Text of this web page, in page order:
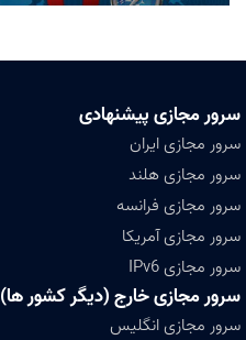
سرور مجازی پیشنهادی
سرور مجازی ایران
سرور مجازی هلند
سرور مجازی فرانسه
سرور مجازی آمریکا
سرور مجازی IPv6
سرور مجازی خارج (دیگر کشور ها)
سرور مجازی انگلیس